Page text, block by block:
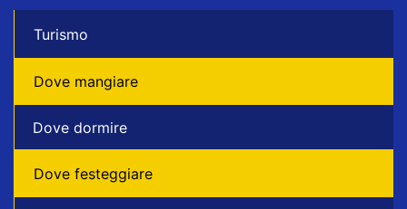
Turismo
Dove mangiare
Dove dormire
Dove festeggiare